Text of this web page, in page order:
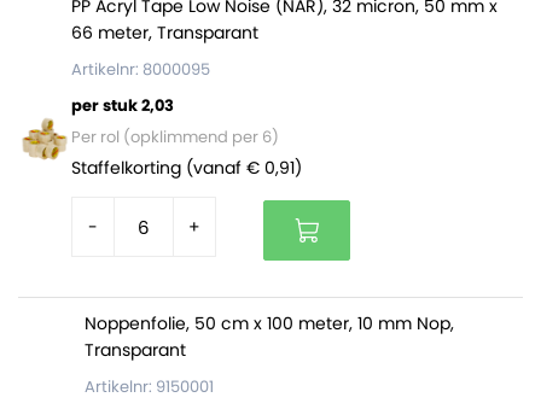
PP Acryl Tape Low Noise (NAR), 32 micron, 50 mm x
66 meter, Transparant
Artikelnr: 8000095
per stuk 2,03
Per rol (opklimmend per 6)
Staffelkorting (vanaf € 0,91)
- +
Noppenfolie, 50 cm x 100 meter, 10 mm Nop,
Transparant
Artikelnr: 9150001